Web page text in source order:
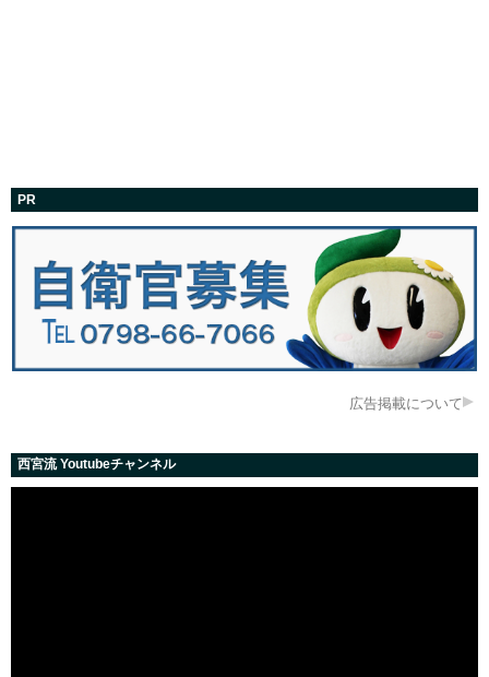
PR
広告掲載について
西宮流 Youtubeチャンネル